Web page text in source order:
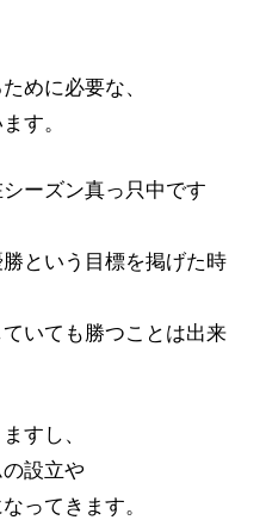
めに必要な、
す。
ーズン真っ只中です
という目標を掲げた時
いても勝つことは出来
すし、
設立や
ってきます。